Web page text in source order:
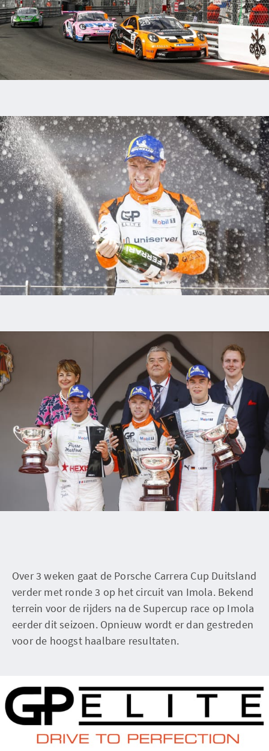
Over 3 weken gaat de Porsche Carrera Cup Duitsland
verder met ronde 3 op het circuit van Imola. Bekend
terrein voor de rijders na de Supercup race op Imola
eerder dit seizoen. Opnieuw wordt er dan gestreden
voor de hoogst haalbare resultaten.